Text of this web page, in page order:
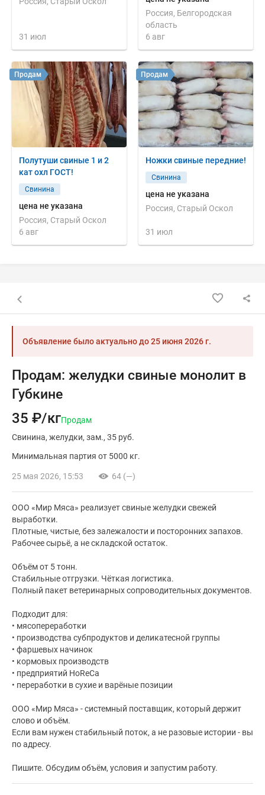
31 июл
Россия, Белгородская
область
6 авг
Полутуши свиные 1 и 2
кат охл ГОСТ!
Свинина
цена не указана
Россия, Старый Оскол
6 авг
Продам
Ножки свиные передние!
Свинина
цена не указана
Россия, Старый Оскол
31 июл
Продам
Назад к списку объявлений
Объявление было актуально до25 июня 2026 г.
Продам: желудки свиные монолит в
Губкине
35 ₽/кгПродам
Свинина желудки зам. 35 руб.
Минимальная партия от 5000 кг.
25 мая 2026, 15:53 64 (—)
ООО «Мир Мяса» реализует свиные желудки свежей
выработки.
Плотные, чистые, без залежалости и посторонних запахов.
Рабочее сырьё, а не складской остаток.
Объём от 5 тонн.
Стабильные отгрузки. Чёткая логистика.
Полный пакет ветеринарных сопроводительных документов.
Подходит для:
• мясопереработки
• производства субпродуктов и деликатесной группы
• фаршевых начинок
• кормовых производств
• предприятий HoReCa
• переработки в сухие и варёные позиции
ООО «Мир Мяса» - системный поставщик, который держит
слово и объём.
Если вам нужен стабильный поток, а не разовые истории - вы
по адресу.
Пишите. Обсудим объём, условия и запустим работу.